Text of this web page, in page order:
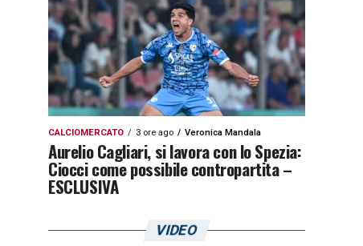
CALCIOMERCATO 3 ore ago Veronica Mandala
Aurelio Cagliari, si lavora con lo Spezia:
Ciocci come possibile contropartita –
ESCLUSIVA
VIDEO